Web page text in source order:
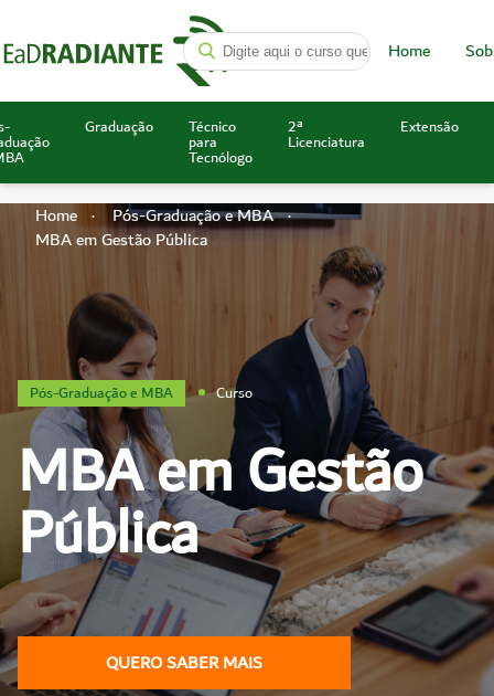
Home
Graduação Técnico
para
Tecnólogo
2ª
Licenciatura
Extensão
Home
Pós-Graduação e MBA
MBA em Gestão Pública
Pós-Graduação e MBA Curso
MBA em Gestão
Pública
QUERO SABER MAIS